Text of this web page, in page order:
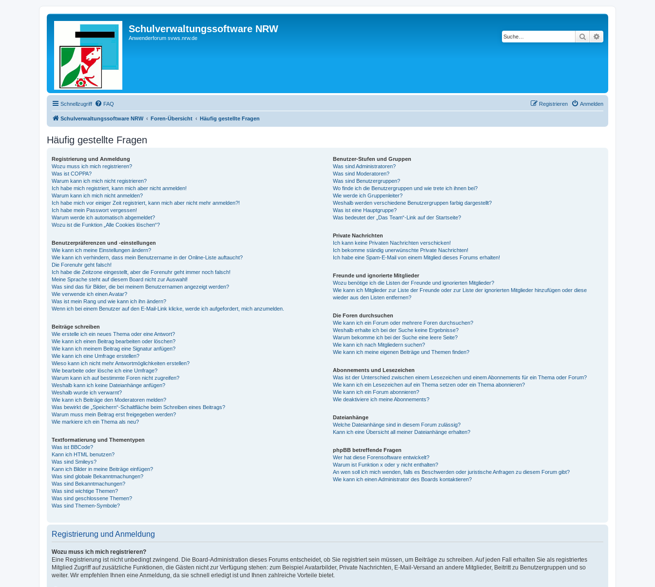
Schulverwaltungssoftware NRW
Anwenderforum svws.nrw.de Suche
Schnellzugriff FAQ Anmelden
Registrieren
Schulverwaltungssoftware NRW Foren-Übersicht Häufig gestellte Fragen
Häufig gestellte Fragen
Registrierung und Anmeldung
Wozu muss ich mich registrieren?
Was ist COPPA?
Warum kann ich mich nicht registrieren?
Ich habe mich registriert, kann mich aber nicht anmelden!
Warum kann ich mich nicht anmelden?
Ich habe mich vor einiger Zeit registriert, kann mich aber nicht mehr anmelden?!
Ich habe mein Passwort vergessen!
Warum werde ich automatisch abgemeldet?
Wozu ist die Funktion „Alle Cookies löschen“?
Benutzerpräferenzen und -einstellungen
Wie kann ich meine Einstellungen ändern?
Wie kann ich verhindern, dass mein Benutzername in der Online-Liste auftaucht?
Die Forenuhr geht falsch!
Ich habe die Zeitzone eingestellt, aber die Forenuhr geht immer noch falsch!
Meine Sprache steht auf diesem Board nicht zur Auswahl!
Was sind das für Bilder, die bei meinem Benutzernamen angezeigt werden?
Wie verwende ich einen Avatar?
Was ist mein Rang und wie kann ich ihn ändern?
Wenn ich bei einem Benutzer auf den E-Mail-Link klicke, werde ich aufgefordert, mich anzumelden.
Beiträge schreiben
Wie erstelle ich ein neues Thema oder eine Antwort?
Wie kann ich einen Beitrag bearbeiten oder löschen?
Wie kann ich meinem Beitrag eine Signatur anfügen?
Wie kann ich eine Umfrage erstellen?
Wieso kann ich nicht mehr Antwortmöglichkeiten erstellen?
Wie bearbeite oder lösche ich eine Umfrage?
Warum kann ich auf bestimmte Foren nicht zugreifen?
Weshalb kann ich keine Dateianhänge anfügen?
Weshalb wurde ich verwarnt?
Wie kann ich Beiträge den Moderatoren melden?
Was bewirkt die „Speichern“-Schaltfläche beim Schreiben eines Beitrags?
Warum muss mein Beitrag erst freigegeben werden?
Wie markiere ich ein Thema als neu?
Textformatierung und Thementypen
Was ist BBCode?
Kann ich HTML benutzen?
Was sind Smileys?
Kann ich Bilder in meine Beiträge einfügen?
Was sind globale Bekanntmachungen?
Was sind Bekanntmachungen?
Was sind wichtige Themen?
Was sind geschlossene Themen?
Was sind Themen-Symbole?
Benutzer-Stufen und Gruppen
Was sind Administratoren?
Was sind Moderatoren?
Was sind Benutzergruppen?
Wo finde ich die Benutzergruppen und wie trete ich ihnen bei?
Wie werde ich Gruppenleiter?
Weshalb werden verschiedene Benutzergruppen farbig dargestellt?
Was ist eine Hauptgruppe?
Was bedeutet der „Das Team“-Link auf der Startseite?
Private Nachrichten
Ich kann keine Privaten Nachrichten verschicken!
Ich bekomme ständig unerwünschte Private Nachrichten!
Ich habe eine Spam-E-Mail von einem Mitglied dieses Forums erhalten!
Freunde und ignorierte Mitglieder
Wozu benötige ich die Listen der Freunde und ignorierten Mitglieder?
Wie kann ich Mitglieder zur Liste der Freunde oder zur Liste der ignorierten Mitglieder hinzufügen oder diese
wieder aus den Listen entfernen?
Die Foren durchsuchen
Wie kann ich ein Forum oder mehrere Foren durchsuchen?
Weshalb erhalte ich bei der Suche keine Ergebnisse?
Warum bekomme ich bei der Suche eine leere Seite?
Wie kann ich nach Mitgliedern suchen?
Wie kann ich meine eigenen Beiträge und Themen finden?
Abonnements und Lesezeichen
Was ist der Unterschied zwischen einem Lesezeichen und einem Abonnements für ein Thema oder Forum?
Wie kann ich ein Lesezeichen auf ein Thema setzen oder ein Thema abonnieren?
Wie kann ich ein Forum abonnieren?
Wie deaktiviere ich meine Abonnements?
Dateianhänge
Welche Dateianhänge sind in diesem Forum zulässig?
Kann ich eine Übersicht all meiner Dateianhänge erhalten?
phpBB betreffende Fragen
Wer hat diese Forensoftware entwickelt?
Warum ist Funktion x oder y nicht enthalten?
An wen soll ich mich wenden, falls es Beschwerden oder juristische Anfragen zu diesem Forum gibt?
Wie kann ich einen Administrator des Boards kontaktieren?
Registrierung und Anmeldung
Wozu muss ich mich registrieren?
Eine Registrierung ist nicht unbedingt zwingend. Die Board-Administration dieses Forums entscheidet, ob Sie registriert sein müssen, um Beiträge zu schreiben. Auf jeden Fall erhalten Sie als registriertes
Mitglied Zugriff auf zusätzliche Funktionen, die Gästen nicht zur Verfügung stehen: zum Beispiel Avatarbilder, Private Nachrichten, E-Mail-Versand an andere Mitglieder, Beitritt zu Benutzergruppen und so
weiter. Wir empfehlen Ihnen eine Anmeldung, da sie schnell erledigt ist und Ihnen zahlreiche Vorteile bietet.